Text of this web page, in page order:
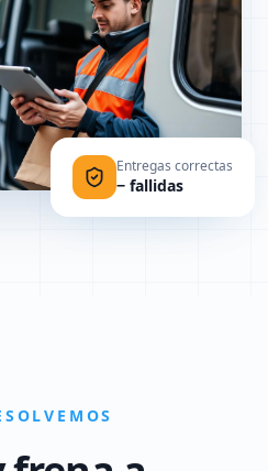
Entregas correctas
− fallidas